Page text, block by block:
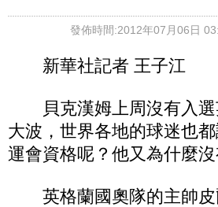
發佈時間:2012年07月06日
新華社記者 王子江
貝克漢姆上周沒有入選
大波，世界各地的球迷也
運會資格呢？他又為什麼
英格蘭國奧隊的主帥皮